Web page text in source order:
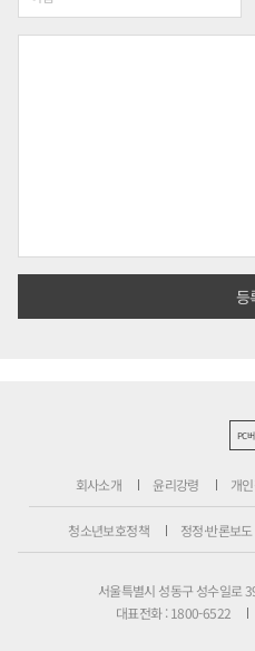
PC
회사소개 윤리강령 개
청소년보호정책 정정·반론보도
서울특별시 성동구 성수일로
대표전화 : 1800-6522